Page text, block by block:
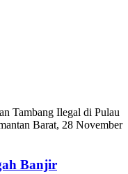
Tambang Ilegal di Pulau
Barat, 28 November
Banjir